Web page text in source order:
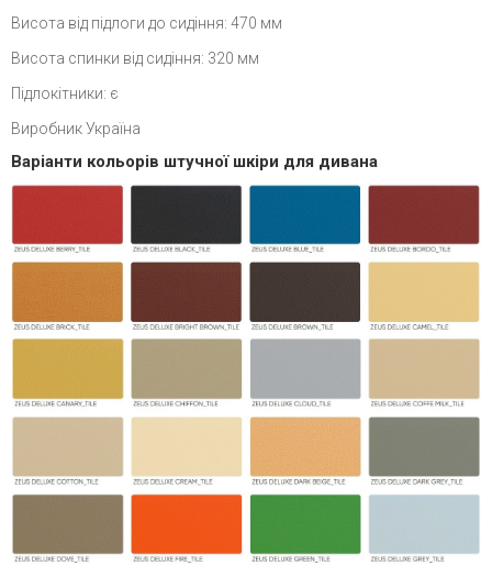
Висота від підлоги до сидіння: 470 мм
Висота спинки від сидіння: 320 мм
Підлокітники: є
Виробник Україна
Варіанти кольорів штучної шкіри для дивана